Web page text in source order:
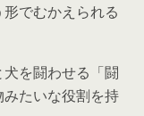
でむかえられる
を闘わせる「闘
たいな役割を持